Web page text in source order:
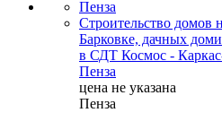
Строительство домов
Барковке, дачных
в СДТ Космос -
Пенза
цена не указана
Пенза